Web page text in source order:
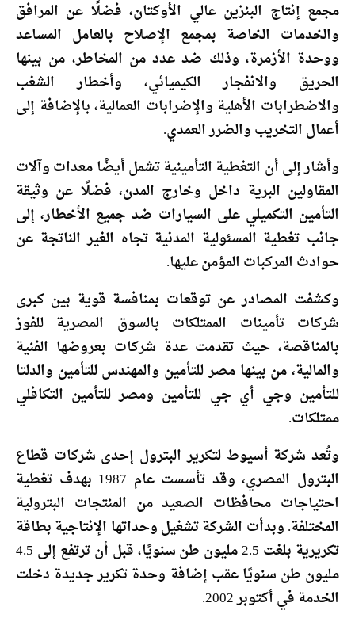
مجمع إنتاج البنزين عالي الأوكتان، فضلًا عن المرافق
والخدمات الخاصة بمجمع الإصلاح بالعامل المساعد
ووحدة الأزمرة، وذلك ضد عدد من المخاطر، من بينها
الحريق والانفجار الكيميائي، وأخطار الشغب
والاضطرابات الأهلية والإضرابات العمالية، بالإضافة إلى
أعمال التخريب والضرر العمدي.
وأشار إلى أن التغطية التأمينية تشمل أيضًا معدات وآلات
المقاولين البرية داخل وخارج المدن، فضلًا عن وثيقة
التأمين التكميلي على السيارات ضد جميع الأخطار، إلى
جانب تغطية المسئولية المدنية تجاه الغير الناتجة عن
حوادث المركبات المؤمن عليها.
وكشفت المصادر عن توقعات بمنافسة قوية بين كبرى
شركات تأمينات الممتلكات بالسوق المصرية للفوز
بالمناقصة، حيث تقدمت عدة شركات بعروضها الفنية
والمالية، من بينها مصر للتأمين والمهندس للتأمين والدلتا
للتأمين وجي أي جي للتأمين ومصر للتأمين التكافلي
ممتلكات.
وتُعد شركة أسيوط لتكرير البترول إحدى شركات قطاع
البترول المصري، وقد تأسست عام 1987 بهدف تغطية
احتياجات محافظات الصعيد من المنتجات البترولية
المختلفة. وبدأت الشركة تشغيل وحداتها الإنتاجية بطاقة
تكريرية بلغت 2.5 مليون طن سنويًا، قبل أن ترتفع إلى 4.5
مليون طن سنويًا عقب إضافة وحدة تكرير جديدة دخلت
الخدمة في أكتوبر 2002.